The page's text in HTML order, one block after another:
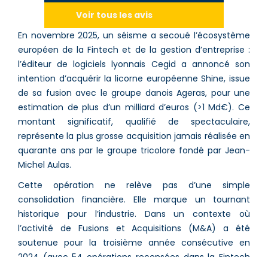
Voir tous les avis
En novembre 2025, un séisme a secoué l’écosystème
européen de la Fintech et de la gestion d’entreprise :
l’éditeur de logiciels lyonnais Cegid a annoncé son
intention d’acquérir la licorne européenne Shine, issue
de sa fusion avec le groupe danois Ageras, pour une
estimation de plus d’un milliard d’euros (>1 Md€). Ce
montant significatif, qualifié de spectaculaire,
représente la plus grosse acquisition jamais réalisée en
quarante ans par le groupe tricolore fondé par Jean-
Michel Aulas.
Cette opération ne relève pas d’une simple
consolidation financière. Elle marque un tournant
historique pour l’industrie. Dans un contexte où
l’activité de Fusions et Acquisitions (M&A) a été
soutenue pour la troisième année consécutive en